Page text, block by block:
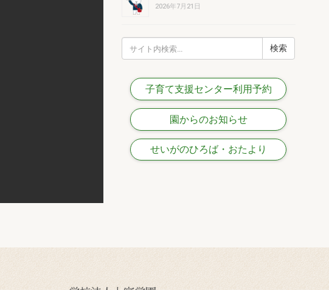
2026年7月21日
子育て支援センター利用予約
園からのお知らせ
せいがのひろば・おたより